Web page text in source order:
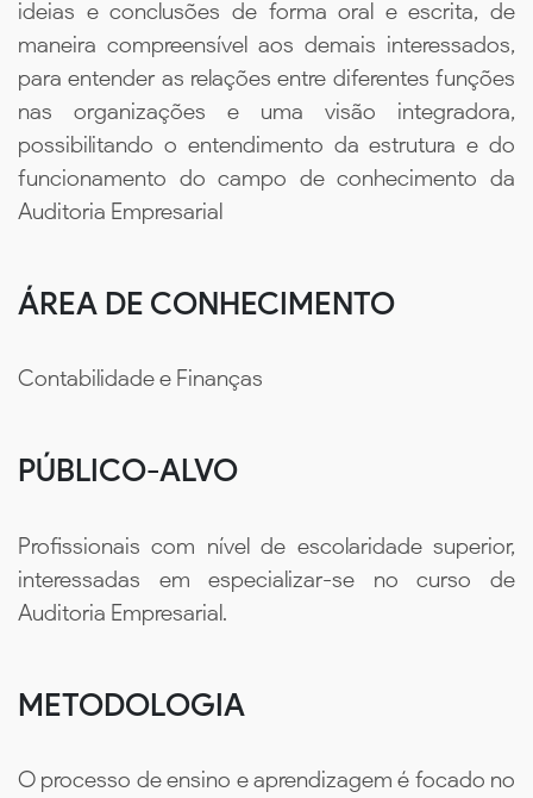
ideias e conclusões de forma oral e escrita, de
maneira compreensível aos demais interessados,
para entender as relações entre diferentes funções
nas organizações e uma visão integradora,
possibilitando o entendimento da estrutura e do
funcionamento do campo de conhecimento da
Auditoria Empresarial
ÁREA DE CONHECIMENTO
Contabilidade e Finanças
PÚBLICO-ALVO
Profissionais com nível de escolaridade superior,
interessadas em especializar-se no curso de
Auditoria Empresarial.
METODOLOGIA
O processo de ensino e aprendizagem é focado no